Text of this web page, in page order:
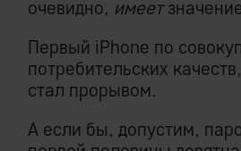
очевидно, имеет
Первый iPhone по
потребительских
стал прорывом.
А если бы, допустим,